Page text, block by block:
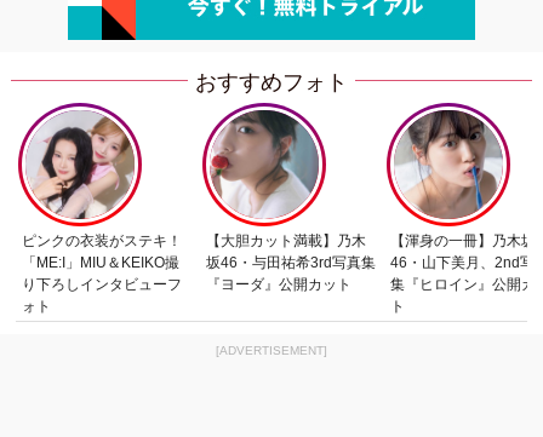
おすすめフォト
ピンクの衣装がステキ！
「ME:I」MIU＆KEIKO撮
り下ろしインタビューフ
ォト
【大胆カット満載】乃木
坂46・与田祐希3rd写真集
『ヨーダ』公開カット
【渾身の一冊】乃木坂
46・山下美月、2nd写
集『ヒロイン』公開カ
ト
[ADVERTISEMENT]